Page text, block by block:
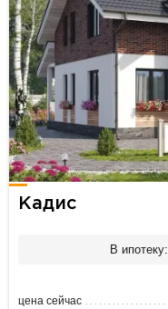
Кадис
В ипотеку:
цена сейчас